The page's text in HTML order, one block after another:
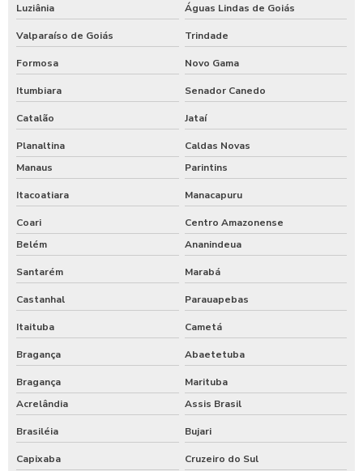
Luziânia Águas Lindas de Goiás
Valparaíso de Goiás Trindade
Formosa Novo Gama
Itumbiara Senador Canedo
Catalão Jataí
Planaltina
Caldas Novas
Manaus
Parintins
Itacoatiara Manacapuru
Coari
Centro Amazonense
Belém
Ananindeua
Santarém Marabá
Castanhal Parauapebas
Itaituba Cametá
Bragança Abaetetuba
Bragança
Marituba
Acrelândia
Assis Brasil
Brasiléia Bujari
Capixaba Cruzeiro do Sul